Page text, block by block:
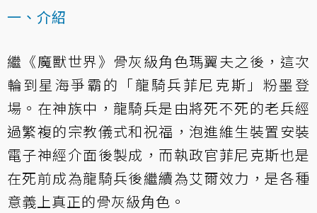
一、介紹
繼《魔獸世界》骨灰級角色瑪翼夫之後，這次
輪到星海爭霸的「龍騎兵菲尼克斯」粉墨登
場。在神族中，龍騎兵是由將死不死的老兵經
過繁複的宗教儀式和祝福，泡進維生裝置安裝
電子神經介面後製成，而執政官菲尼克斯也是
在死前成為龍騎兵後繼續為艾爾效力，是各種
意義上真正的骨灰級角色。